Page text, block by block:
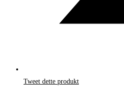
Tweet dette produkt